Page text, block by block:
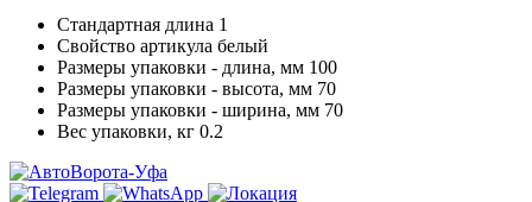
Стандартная длина 1
Свойство артикула белый
Размеры упаковки - длина, мм 100
Размеры упаковки - высота, мм 70
Размеры упаковки - ширина, мм 70
Вес упаковки, кг 0.2